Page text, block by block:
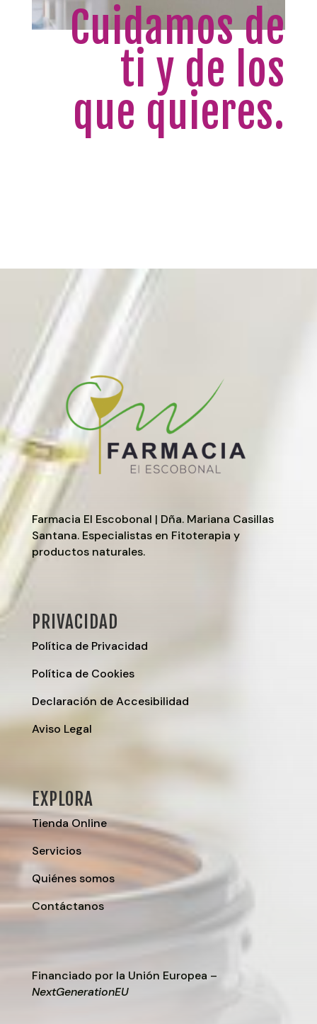
Cuidamos de
ti y de los
que quieres.
Farmacia El Escobonal | Dña. Mariana Casillas
Santana. Especialistas en Fitoterapia y
productos naturales.
PRIVACIDAD
Política de Privacidad
Política de Cookies
Declaración de Accesibilidad
Aviso Legal
EXPLORA
Tienda Online
Servicios
Quiénes somos
Contáctanos
Financiado por la Unión Europea –
NextGenerationEU